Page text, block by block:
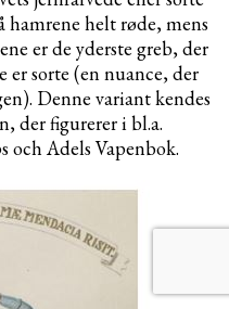
hamrene helt røde, mens
er de yderste greb, der
er sorte (en nuance, der
Denne variant kendes
der figurerer i bl.a.
och Adels Vapenbok.